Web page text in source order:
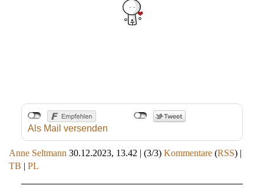
Als Mail versenden
Anne Seltmann 30.12.2023, 13.42 | (3/3) Kommentare (RSS) |
TB | PL